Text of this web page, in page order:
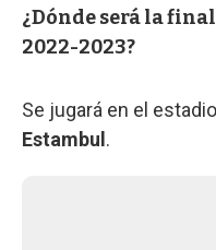
¿Dónde será la
2022-2023?
Se jugará en el
Estambul .